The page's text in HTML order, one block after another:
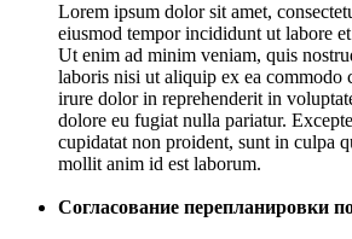
Lorem ipsum dolor sit amet,
eiusmod tempor incididunt ut labore
Ut enim ad minim veniam, quis
laboris nisi ut aliquip ex ea commodo
irure dolor in reprehenderit in
dolore eu fugiat nulla pariatur.
cupidatat non proident, sunt in culpa
mollit anim id est laborum.
Согласование перепланировки